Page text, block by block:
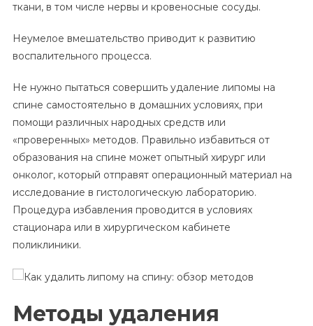
ткани, в том числе нервы и кровеносные сосуды.
Неумелое вмешательство приводит к развитию
воспалительного процесса.
Не нужно пытаться совершить удаление липомы на
спине самостоятельно в домашних условиях, при
помощи различных народных средств или
«проверенных» методов. Правильно избавиться от
образования на спине может опытный хирург или
онколог, который отправят операционный материал на
исследование в гистологическую лабораторию.
Процедура избавления проводится в условиях
стационара или в хирургическом кабинете
поликлиники.
Методы удаления